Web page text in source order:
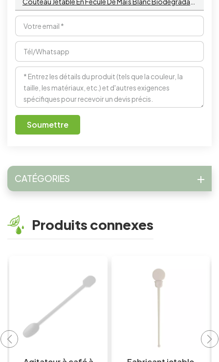
Soumettre
CATÉGORIES
Produits connexes